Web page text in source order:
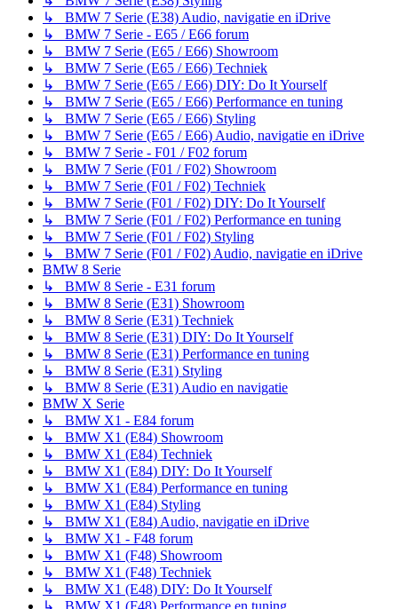
↳ BMW 7 Serie (E38) Audio, navigatie en iDrive
↳ BMW 7 Serie - E65 / E66 forum
↳ BMW 7 Serie (E65 / E66) Showroom
↳ BMW 7 Serie (E65 / E66) Techniek
↳ BMW 7 Serie (E65 / E66) DIY: Do It Yourself
↳ BMW 7 Serie (E65 / E66) Performance en tuning
↳ BMW 7 Serie (E65 / E66) Styling
↳ BMW 7 Serie (E65 / E66) Audio, navigatie en iDrive
↳ BMW 7 Serie - F01 / F02 forum
↳ BMW 7 Serie (F01 / F02) Showroom
↳ BMW 7 Serie (F01 / F02) Techniek
↳ BMW 7 Serie (F01 / F02) DIY: Do It Yourself
↳ BMW 7 Serie (F01 / F02) Performance en tuning
↳ BMW 7 Serie (F01 / F02) Styling
↳ BMW 7 Serie (F01 / F02) Audio, navigatie en iDrive
BMW 8 Serie
↳ BMW 8 Serie - E31 forum
↳ BMW 8 Serie (E31) Showroom
↳ BMW 8 Serie (E31) Techniek
↳ BMW 8 Serie (E31) DIY: Do It Yourself
↳ BMW 8 Serie (E31) Performance en tuning
↳ BMW 8 Serie (E31) Styling
↳ BMW 8 Serie (E31) Audio en navigatie
BMW X Serie
↳ BMW X1 - E84 forum
↳ BMW X1 (E84) Showroom
↳ BMW X1 (E84) Techniek
↳ BMW X1 (E84) DIY: Do It Yourself
↳ BMW X1 (E84) Performance en tuning
↳ BMW X1 (E84) Styling
↳ BMW X1 (E84) Audio, navigatie en iDrive
↳ BMW X1 - F48 forum
↳ BMW X1 (F48) Showroom
↳ BMW X1 (F48) Techniek
↳ BMW X1 (E48) DIY: Do It Yourself
↳ BMW X1 (F48) Performance en tuning